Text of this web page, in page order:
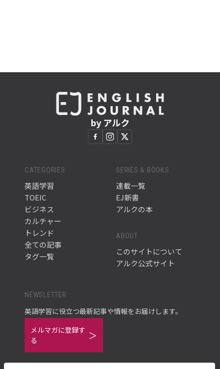
by アルク
CATEGORIES
英語学習
TOEIC
ビジネス
カルチャー
トレンド
全ての記事
タグ一覧
SERIES & BOOKS
連載一覧
EJ新書
アルクの本
ABOUT
このサイトについて
アルク公式サイト
NEWSLETTER
英語学習に役立つ最新記事や情報をお届けします。
メルマガに登録す
る